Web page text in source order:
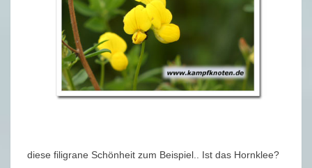
diese filigrane Schönheit zum Beispiel.. Ist das Hornklee?